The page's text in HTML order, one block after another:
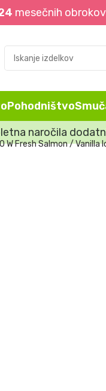
mesečnih
Pohodništvo
naročila
W Fresh Salmon /